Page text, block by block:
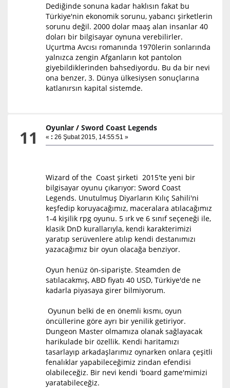
Dediğinde sonuna kadar haklısın fakat bu
Türkiye'nin ekonomik sorunu, yabancı şirketlerin
sorunu değil. 2000 dolar maaş alan insanlar 40
doları bir bilgisayar oynuna verebilirler.
Uçurtma Avcısı romanında 1970lerin sonlarında
yalnızca zengin Afganların kot pantolon
giyebildiklerinden bahsediyordu. Bu da bir nevi
ona benzer, 3. Dünya ülkesiysen sonuçlarına
katlanırsın kapital sistemde.
11 Oyunlar /Sword Coast Legends
« : 26 Şubat 2015, 14:55:51 »
Wizard of the Coast şirketi 2015'te yeni bir
bilgisayar oyunu çıkarıyor: Sword Coast
Legends. Unutulmuş Diyarların Kılıç Sahili'ni
keşfedip koruyacağımız, maceralara atılacağımız
1-4 kişilik rpg oyunu. 5 ırk ve 6 sınıf seçeneği ile,
klasik DnD kurallarıyla, kendi karakterimizi
yaratıp serüvenlere atılıp kendi destanımızı
yazacağımız bir oyun olacağa benziyor.
Oyun henüz ön-siparişte. Steamden de
satılacakmış, ABD fiyatı 40 USD, Türkiye'de ne
kadarla piyasaya girer bilmiyorum.
Oyunun belki de en önemli kısmı, oyun
öncüllerine göre ayrı bir yenilik getiriyor.
Dungeon Master olmamıza olanak sağlayacak
harikulade bir özellik. Kendi haritamızı
tasarlayıp arkadaşlarımız oynarken onlara çeşitli
fenalıklar yapabileceğimiz zindan efendisi
olabileceğiz. Bir nevi kendi 'board game'mimizi
yaratabileceğiz.